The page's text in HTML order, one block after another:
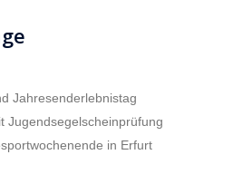
Jahresenderlebnistag
Jugendsegelscheinprüfung
in Erfurt